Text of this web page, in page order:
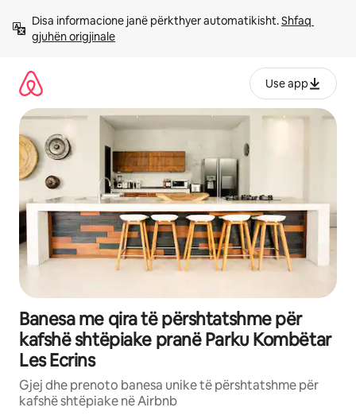
përmbajtja
Disa informacione janë përkthyer automatikisht. Shfaq
gjuhën origjinale
Use app
Banesa me qira të përshtatshme për
kafshë shtëpiake pranë Parku Kombëtar
Les Ecrins
Gjej dhe prenoto banesa unike të përshtatshme për
kafshë shtëpiake në Airbnb